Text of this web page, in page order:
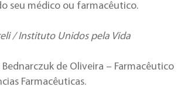
seu médico ou farmacêutico.
/ Instituto Unidos pela Vida
Bednarczuk de Oliveira – Farmacêutico
Farmacêuticas.